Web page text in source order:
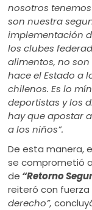
nosotros
son nuestra
implementación
los clubes
alimentos, no
hace el Estado a
chilenos. Es lo
deportistas y los
hay que apostar
a los niños”.
De esta manera,
se comprometió
de “Retorno
reiteró con fuerza
derecho”,